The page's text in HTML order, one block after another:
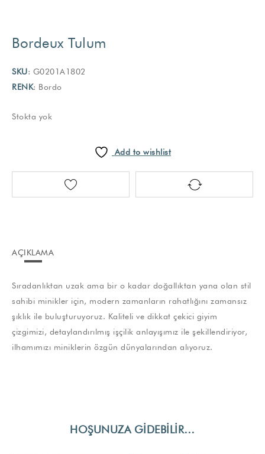
Bordeux Tulum
SKU: G0201A1802
RENK: Bordo
Stokta yok
Add to wishlist
AÇIKLAMA
Sıradanlıktan uzak ama bir o kadar doğallıktan yana olan stil
sahibi minikler için, modern zamanların rahatlığını zamansız
şıklık ile buluşturuyoruz. Kaliteli ve dikkat çekici giyim
çizgimizi, detaylandırılmış işçilik anlayışımız ile şekillendiriyor,
ilhamımızı miniklerin özgün dünyalarından alıyoruz.
HOŞUNUZA GIDEBILIR…